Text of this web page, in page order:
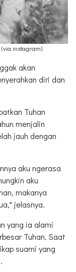
instagram)
akan
diri dan
Tuhan
menjalin
jauh dengan
aku ngerasa
aku
makanya
jelasnya.
yang ia alami
Tuhan. Saat
suami yang